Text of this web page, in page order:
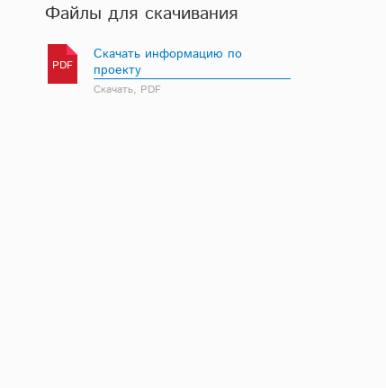
Файлы для скачивания
PDF
Скачать информацию по
проекту
Скачать, PDF